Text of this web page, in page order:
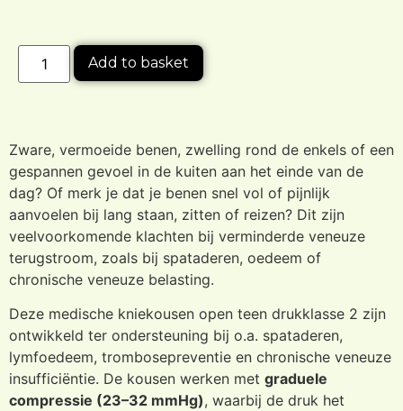
Add to basket
Zware, vermoeide benen, zwelling rond de enkels of een
gespannen gevoel in de kuiten aan het einde van de
dag? Of merk je dat je benen snel vol of pijnlijk
aanvoelen bij lang staan, zitten of reizen? Dit zijn
veelvoorkomende klachten bij verminderde veneuze
terugstroom, zoals bij spataderen, oedeem of
chronische veneuze belasting.
Deze medische kniekousen open teen drukklasse 2 zijn
ontwikkeld ter ondersteuning bij o.a. spataderen,
lymfoedeem, trombosepreventie en chronische veneuze
insufficiëntie. De kousen werken met graduele
compressie (23–32 mmHg), waarbij de druk het